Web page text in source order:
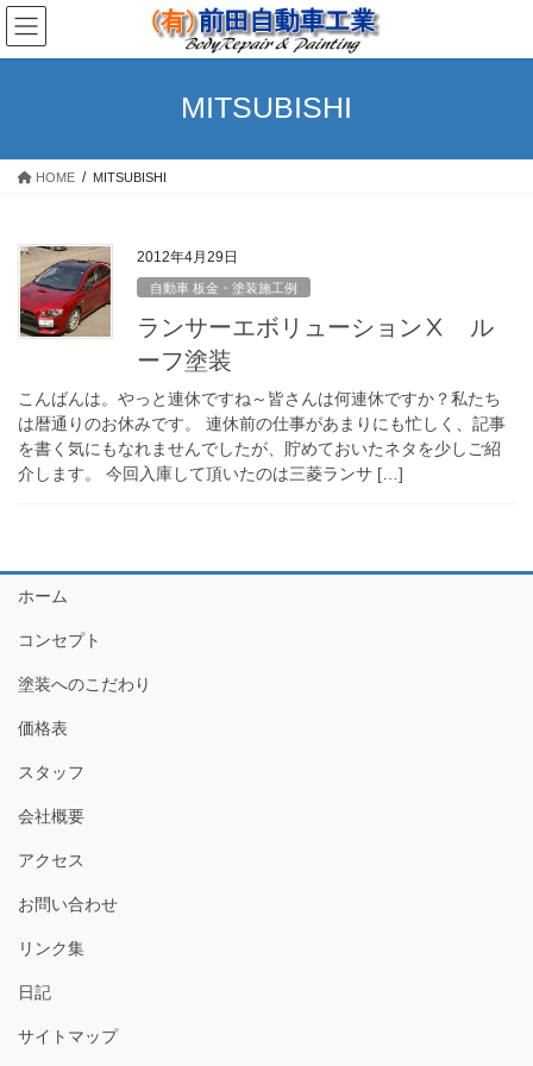
コ
ン
テ
ス
ナ
ビ
ゲ
ン
MITSUBISHI
HOME MITSUBISHI
2012年4月29日
自動車 板金・塗装施工例
ランサーエボリューションⅩ ル
ーフ塗装
こんばんは。やっと連休ですね～皆さんは何連休ですか？私たち
は暦通りのお休みです。 連休前の仕事があまりにも忙しく、記事
を書く気にもなれませんでしたが、貯めておいたネタを少しご紹
介します。 今回入庫して頂いたのは三菱ランサ […]
ホーム
コンセプト
塗装へのこだわり
価格表
スタッフ
会社概要
アクセス
お問い合わせ
リンク集
日記
サイトマップ